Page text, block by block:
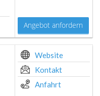
Angebot anfordern
Website
Kontakt
Anfahrt